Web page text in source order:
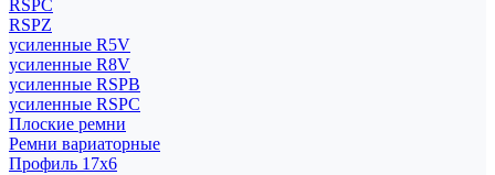
RSPC
RSPZ
усиленные R5V
усиленные R8V
усиленные RSPB
усиленные RSPC
Плоские ремни
Ремни вариаторные
Профиль 17x6